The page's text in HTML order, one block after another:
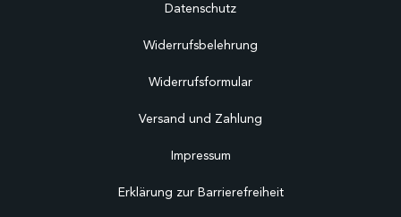
Datenschutz
Widerrufsbelehrung
Widerrufsformular
Versand und Zahlung
Impressum
Erklärung zur Barrierefreiheit